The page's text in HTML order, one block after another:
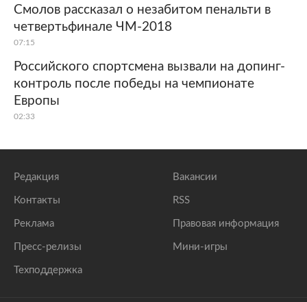
Смолов рассказал о незабитом пенальти в
четвертьфинале ЧМ-2018
07:15
Российского спортсмена вызвали на допинг-
контроль после победы на чемпионате
Европы
02:33
Редакция
Контакты
Реклама
Пресс-релизы
Техподдержка
Вакансии
RSS
Правовая информация
Мини-игры